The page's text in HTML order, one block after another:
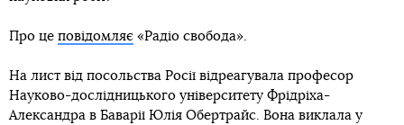
Про це повідомляє «Радіо свобода».
На лист від посольства Росії відреагувала професор
Науково-дослідницького університету Фрідріха-
Александра в Баварії Юлія Обертрайс. Вона виклала у